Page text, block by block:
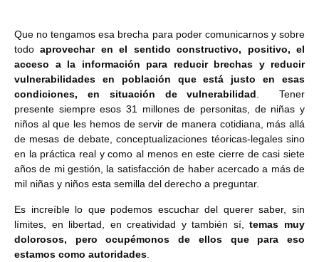
Que no tengamos esa brecha para poder comunicarnos y sobre
todoaprovechar en el sentido constructivo, positivo, el
acceso a la información para reducir brechas y reducir
vulnerabilidades en población que está justo en esas
condiciones, en situación de vulnerabilidad . Tener
presente siempre esos 31 millones de personitas, de niñas y
niños al que les hemos de servir de manera cotidiana, más allá
de mesas de debate, conceptualizaciones téoricas-legales sino
en la práctica real y como al menos en este cierre de casi siete
años de mi gestión, la satisfacción de haber acercado a más de
mil niñas y niños esta semilla del derecho a preguntar.
Es increíble lo que podemos escuchar del querer saber, sin
límites, en libertad, en creatividad y también sí,temas muy
dolorosos, pero ocupémonos de ellos que para eso
estamos como autoridades